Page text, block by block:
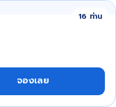
16 ท่าน
จองเลย